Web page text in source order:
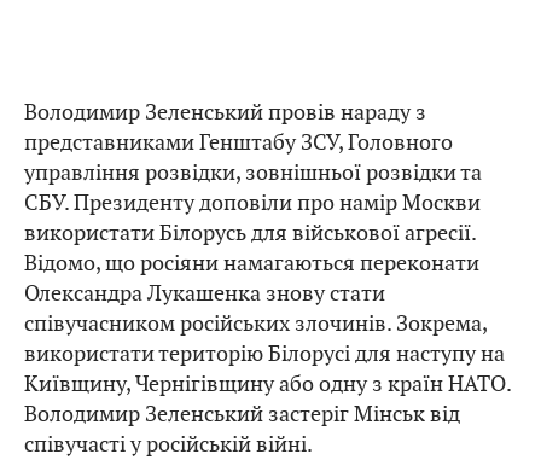
Володимир Зеленський провів нараду з
представниками Генштабу ЗСУ, Головного
управління розвідки, зовнішньої розвідки та
СБУ. Президенту доповіли про намір Москви
використати Білорусь для військової агресії.
Відомо, що росіяни намагаються переконати
Олександра Лукашенка знову стати
співучасником російських злочинів. Зокрема,
використати територію Білорусі для наступу на
Київщину, Чернігівщину або одну з країн НАТО.
Володимир Зеленський застеріг Мінськ від
співучасті у російській війні.